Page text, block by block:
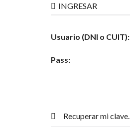
INGRESAR
Usuario (DNI o CUIT):
Pass:
Recuperar mi clave.